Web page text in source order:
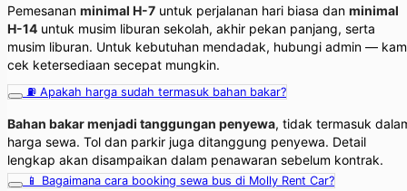
Pemesanan minimal H-7 untuk perjalanan hari biasa dan minimal
H-14 untuk musim liburan sekolah, akhir pekan panjang, serta
musim liburan. Untuk kebutuhan mendadak, hubungi admin —
cek ketersediaan secepat mungkin.
⛽ Apakah harga sudah termasuk bahan bakar?
Bahan bakar menjadi tanggungan penyewa, tidak termasuk
harga sewa. Tol dan parkir juga ditanggung penyewa. Detail
lengkap akan disampaikan dalam penawaran sebelum kontrak.
📱 Bagaimana cara booking sewa bus di Molly Rent Car?